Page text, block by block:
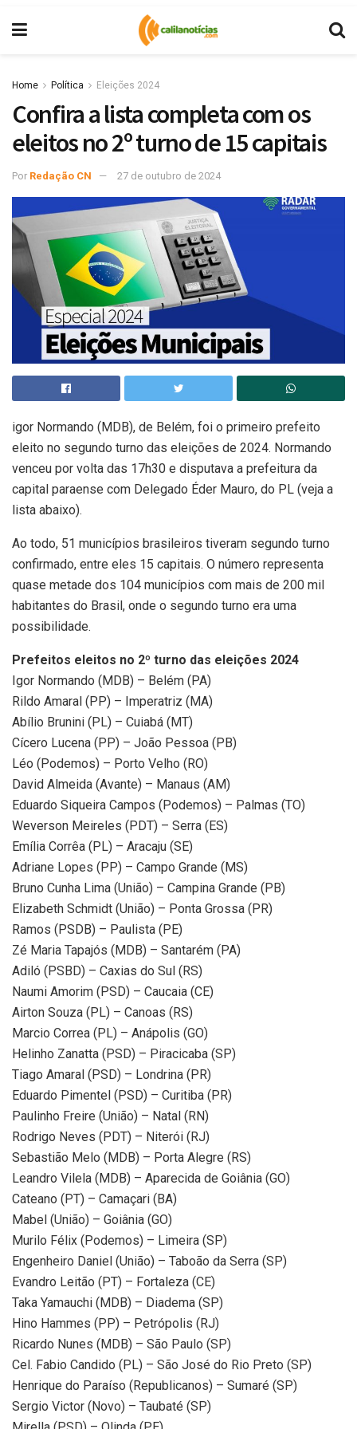
Home Política Eleições 2024
Confira a lista completa com os
eleitos no 2º turno de 15 capitais
Por Redação CN 27 de outubro de 2024
igor Normando (MDB), de Belém, foi o primeiro prefeito
eleito no segundo turno das eleições de 2024. Normando
venceu por volta das 17h30 e disputava a prefeitura da
capital paraense com Delegado Éder Mauro, do PL (veja a
lista abaixo).
Ao todo, 51 municípios brasileiros tiveram segundo turno
confirmado, entre eles 15 capitais. O número representa
quase metade dos 104 municípios com mais de 200 mil
habitantes do Brasil, onde o segundo turno era uma
possibilidade.
Prefeitos eleitos no 2º turno das eleições 2024
Igor Normando (MDB) – Belém (PA)
Rildo Amaral (PP) – Imperatriz (MA)
Abílio Brunini (PL) – Cuiabá (MT)
Cícero Lucena (PP) – João Pessoa (PB)
Léo (Podemos) – Porto Velho (RO)
David Almeida (Avante) – Manaus (AM)
Eduardo Siqueira Campos (Podemos) – Palmas (TO)
Weverson Meireles (PDT) – Serra (ES)
Emília Corrêa (PL) – Aracaju (SE)
Adriane Lopes (PP) – Campo Grande (MS)
Bruno Cunha Lima (União) – Campina Grande (PB)
Elizabeth Schmidt (União) – Ponta Grossa (PR)
Ramos (PSDB) – Paulista (PE)
Zé Maria Tapajós (MDB) – Santarém (PA)
Adiló (PSBD) – Caxias do Sul (RS)
Naumi Amorim (PSD) – Caucaia (CE)
Airton Souza (PL) – Canoas (RS)
Marcio Correa (PL) – Anápolis (GO)
Helinho Zanatta (PSD) – Piracicaba (SP)
Tiago Amaral (PSD) – Londrina (PR)
Eduardo Pimentel (PSD) – Curitiba (PR)
Paulinho Freire (União) – Natal (RN)
Rodrigo Neves (PDT) – Niterói (RJ)
Sebastião Melo (MDB) – Porta Alegre (RS)
Leandro Vilela (MDB) – Aparecida de Goiânia (GO)
Cateano (PT) – Camaçari (BA)
Mabel (União) – Goiânia (GO)
Murilo Félix (Podemos) – Limeira (SP)
Engenheiro Daniel (União) – Taboão da Serra (SP)
Evandro Leitão (PT) – Fortaleza (CE)
Taka Yamauchi (MDB) – Diadema (SP)
Hino Hammes (PP) – Petrópolis (RJ)
Ricardo Nunes (MDB) – São Paulo (SP)
Cel. Fabio Candido (PL) – São José do Rio Preto (SP)
Henrique do Paraíso (Republicanos) – Sumaré (SP)
Sergio Victor (Novo) – Taubaté (SP)